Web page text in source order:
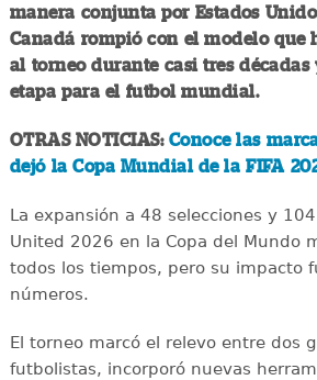
manera conjunta por Estados
Canadá rompió con el modelo que
al torneo durante casi tres
etapa para el futbol mundial.
OTRAS NOTICIAS: Conoce las
dejó la Copa Mundial de la FIFA
La expansión a 48 selecciones y
United 2026 en la Copa del Mundo
todos los tiempos, pero su impacto
números.
El torneo marcó el relevo entre dos
futbolistas, incorporó nuevas